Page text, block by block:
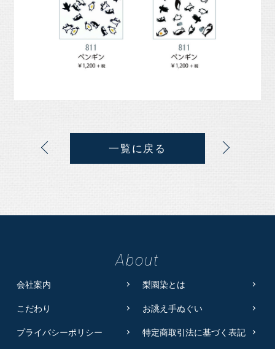
一覧に戻る
About
会社案内 梨園染とは
こだわり お誂え手ぬぐい
プライバシーポリシー 特定商取引法に基づく表記